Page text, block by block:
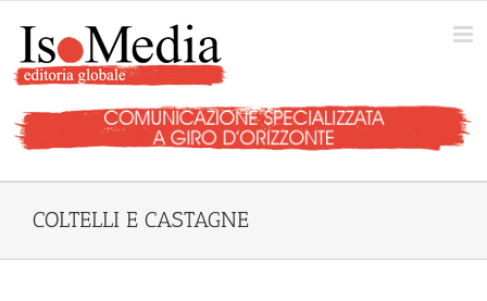
contenuto
COLTELLI E CASTAGNE